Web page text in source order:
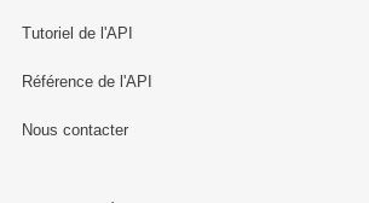
Tutoriel de l'API
Référence de l'API
Nous contacter